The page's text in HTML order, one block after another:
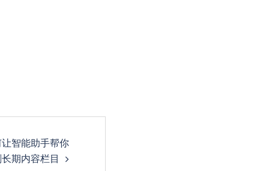
智能助手帮你
期内容栏目